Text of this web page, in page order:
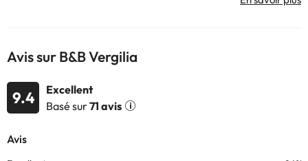
équipements tels qu'une connexion Internet Wi-Fi gratuite, vous
navette aéroport (aller-retour) est proposé moyennant un
supplément. Un petit-déjeuner buffet est proposé tous les jours
de 08h00 à 10h00 moyennant des frais supplémentaires. Vous
vous sentirez comme chez vous dans l'une des 4 chambres avec
air conditionné et TV LCD. Les lits sont dotés de matelas à
reposer paisiblement. La connexion Internet Wi-Fi gratuite vous
Avis sur B&B Vergilia
9.4
Excellent
Basé sur71 avis